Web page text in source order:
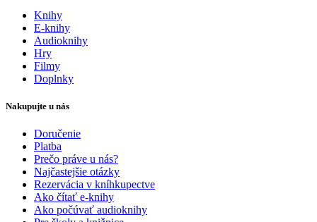
Knihy
E-knihy
Audioknihy
Hry
Filmy
Doplnky
Nakupujte u nás
Doručenie
Platba
Prečo práve u nás?
Najčastejšie otázky
Rezervácia v kníhkupectve
Ako čítať e-knihy
Ako počúvať audioknihy